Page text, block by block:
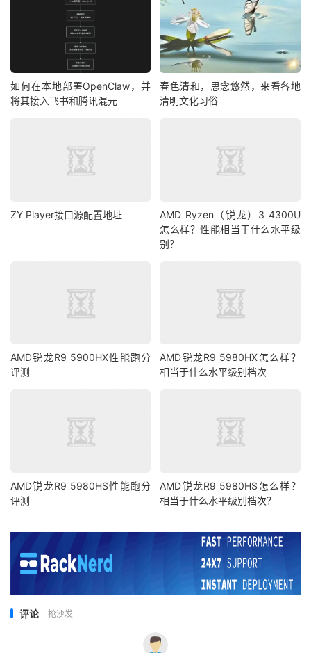
如何在本地部署OpenClaw，并
将其接入飞书和腾讯混元
春色清和，思念悠然，来看各地
清明文化习俗
ZY Player接口源配置地址
AMD Ryzen（锐龙）3 4300U
怎么样？性能相当于什么水平级
别？
AMD锐龙R9 5900HX性能跑分
评测
AMD锐龙R9 5980HX怎么样？
相当于什么水平级别档次
AMD锐龙R9 5980HS性能跑分
评测
AMD锐龙R9 5980HS怎么样？
相当于什么水平级别档次？
评论 抢沙发